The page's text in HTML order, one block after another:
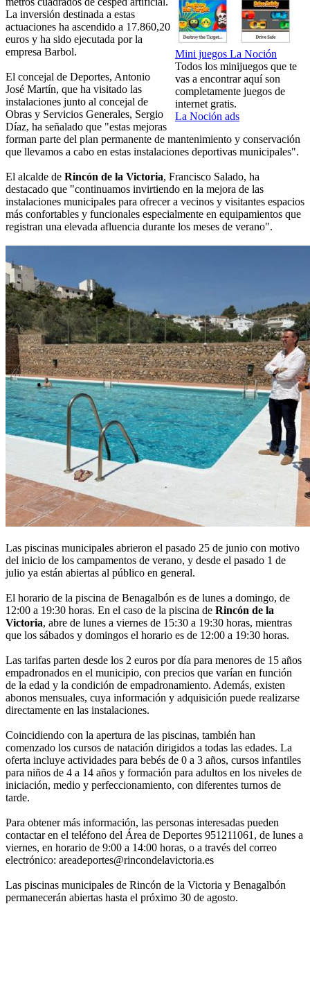
Mini juegos La Noción
Todos los minijuegos que te
vas a encontrar aquí son
completamente juegos de
internet gratis.
La Noción ads
La inversión destinada a estas
actuaciones ha ascendido a 17.860,20
euros y ha sido ejecutada por la
empresa Barbol.
El concejal de Deportes, Antonio
José Martín, que ha visitado las
instalaciones junto al concejal de
Obras y Servicios Generales, Sergio
Díaz, ha señalado que "estas mejoras
forman parte del plan permanente de mantenimiento y conservación
que llevamos a cabo en estas instalaciones deportivas municipales".
El alcalde de Rincón de la Victoria, Francisco Salado, ha
destacado que "continuamos invirtiendo en la mejora de las
instalaciones municipales para ofrecer a vecinos y visitantes espacios
más confortables y funcionales especialmente en equipamientos que
registran una elevada afluencia durante los meses de verano".
Las piscinas municipales abrieron el pasado 25 de junio con motivo
del inicio de los campamentos de verano, y desde el pasado 1 de
julio ya están abiertas al público en general.
El horario de la piscina de Benagalbón es de lunes a domingo, de
12:00 a 19:30 horas. En el caso de la piscina de Rincón de la
Victoria, abre de lunes a viernes de 15:30 a 19:30 horas, mientras
que los sábados y domingos el horario es de 12:00 a 19:30 horas.
Las tarifas parten desde los 2 euros por día para menores de 15 años
empadronados en el municipio, con precios que varían en función
de la edad y la condición de empadronamiento. Además, existen
abonos mensuales, cuya información y adquisición puede realizarse
directamente en las instalaciones.
Coincidiendo con la apertura de las piscinas, también han
comenzado los cursos de natación dirigidos a todas las edades. La
oferta incluye actividades para bebés de 0 a 3 años, cursos infantiles
para niños de 4 a 14 años y formación para adultos en los niveles de
iniciación, medio y perfeccionamiento, con diferentes turnos de
tarde.
Para obtener más información, las personas interesadas pueden
contactar en el teléfono del Área de Deportes 951211061, de lunes a
viernes, en horario de 9:00 a 14:00 horas, o a través del correo
electrónico: areadeportes@rincondelavictoria.es
Las piscinas municipales de Rincón de la Victoria y Benagalbón
permanecerán abiertas hasta el próximo 30 de agosto.